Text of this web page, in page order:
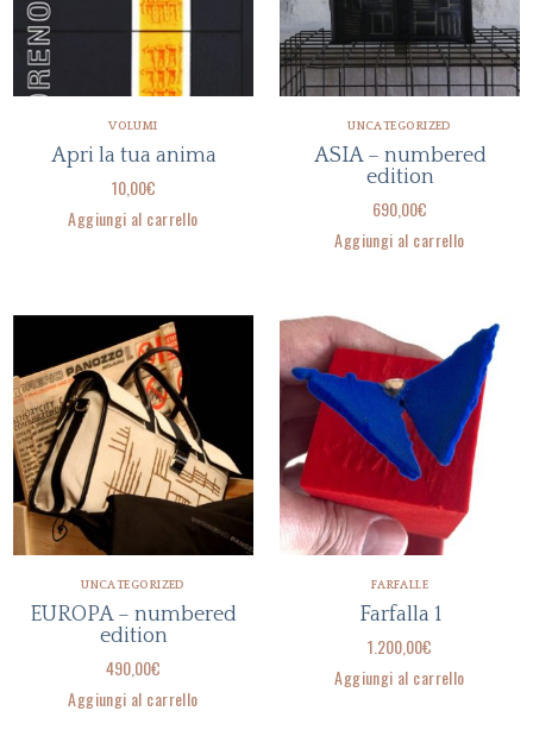
VOLUMI
Apri la tua anima
10,00€
Aggiungi al carrello
UNCATEGORIZED
ASIA – numbered
edition
690,00€
Aggiungi al carrello
UNCATEGORIZED
EUROPA – numbered
edition
490,00€
Aggiungi al carrello
FARFALLE
Farfalla 1
1.200,00€
Aggiungi al carrello